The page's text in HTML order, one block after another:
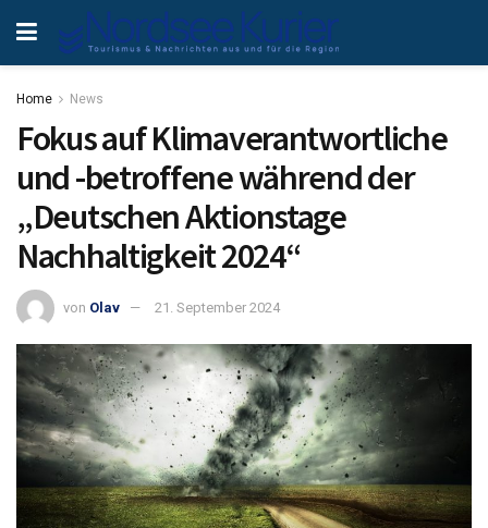
Home News
Fokus auf Klimaverantwortliche
und -betroffene während der
„Deutschen Aktionstage
Nachhaltigkeit 2024“
von Olav 21. September 2024